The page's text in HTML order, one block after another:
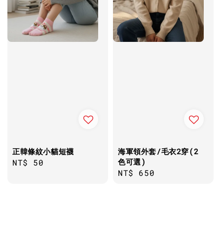
正韓條紋小貓短襪
Regular
NT$ 50
海軍領外套/毛衣2穿(2
色可選)
Regular
NT$ 650